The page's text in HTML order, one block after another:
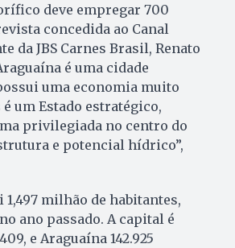
deve empregar 700
concedida ao Canal
da JBS Carnes Brasil, Renato
é uma cidade
uma economia muito
um Estado estratégico,
privilegiada no centro do
e potencial hídrico”,
milhão de habitantes,
ano passado. A capital é
e Araguaína 142.925